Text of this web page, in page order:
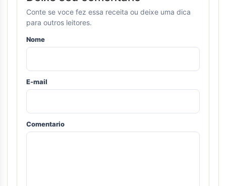
Conte se voce fez essa receita ou deixe uma dica
para outros leitores.
Nome
E-mail
Comentario